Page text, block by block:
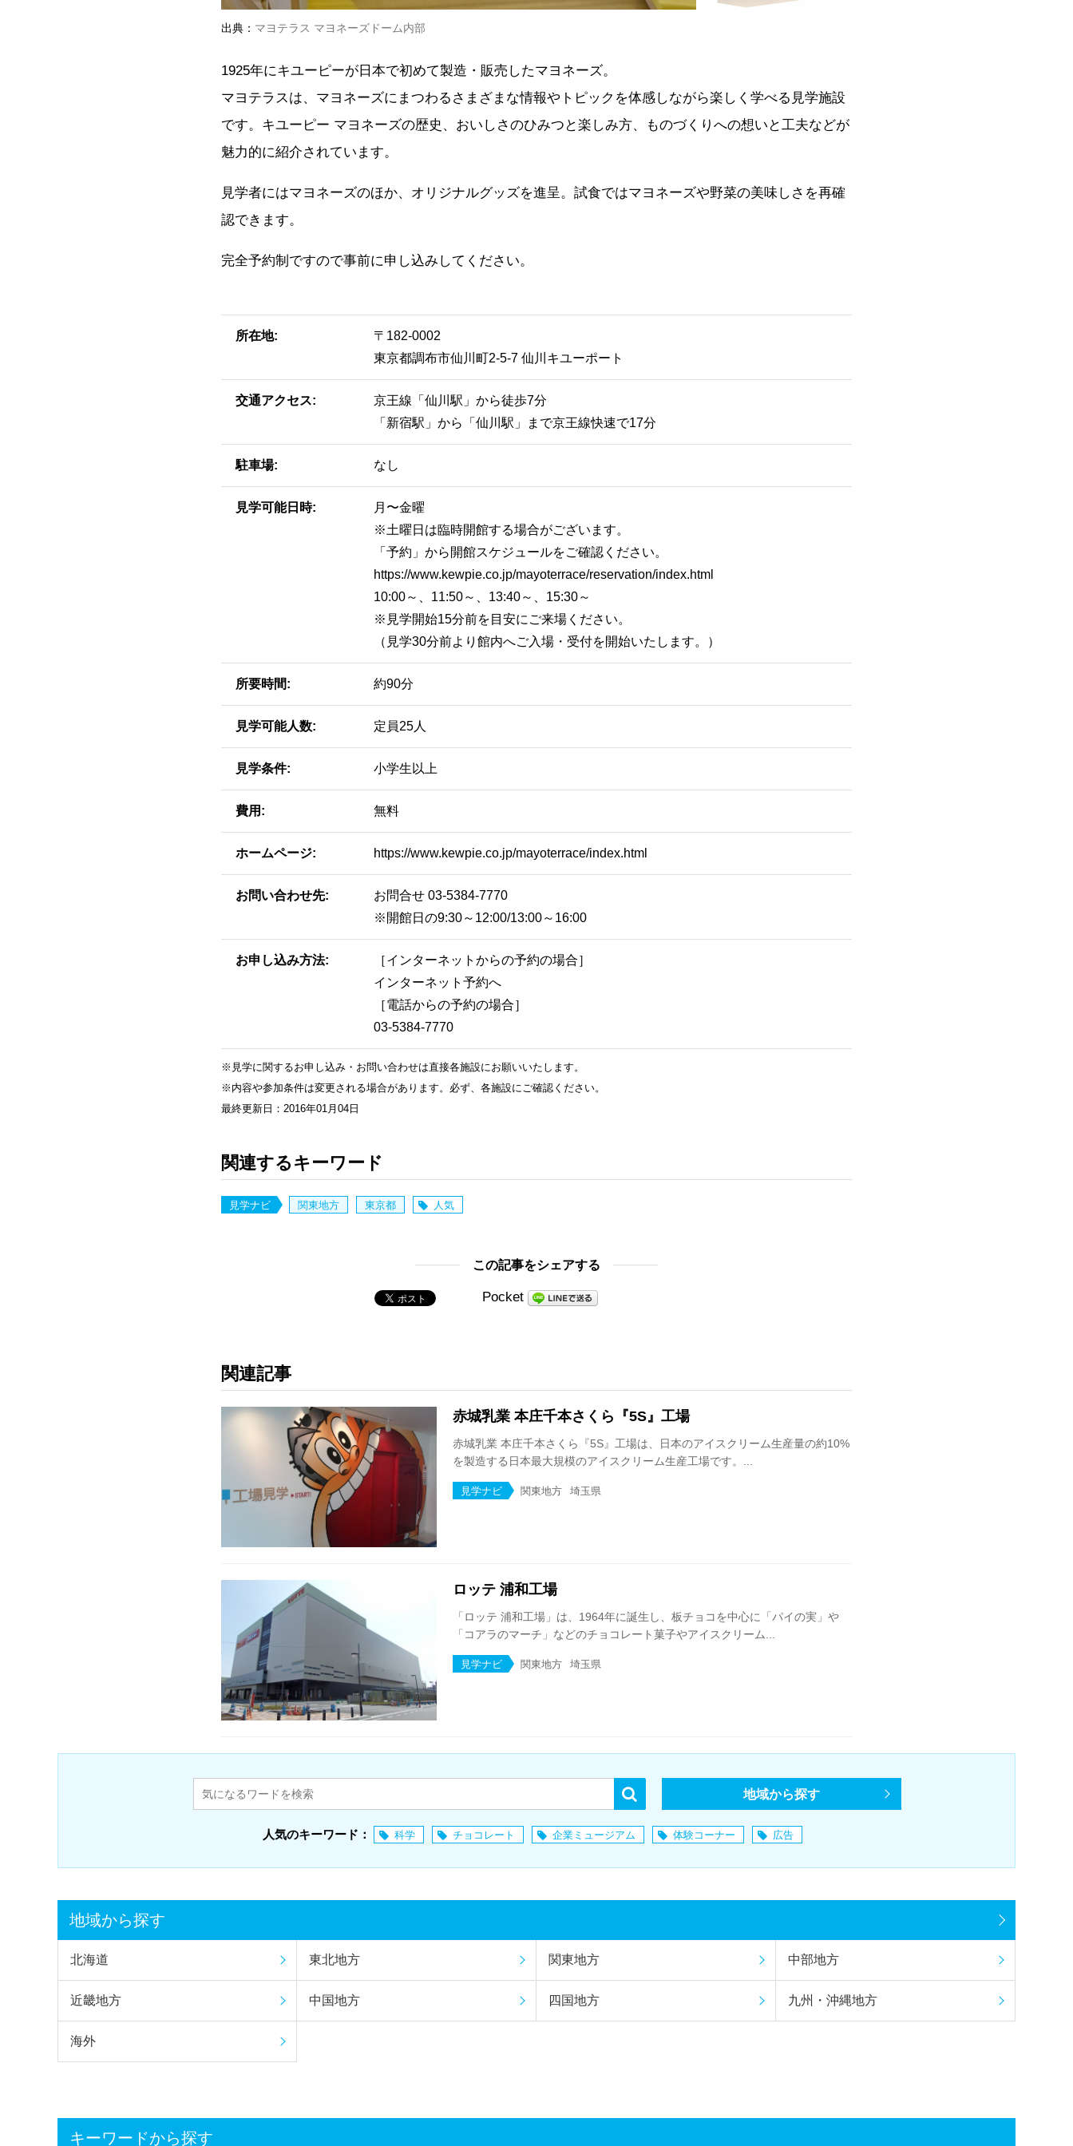
出典： マヨテラス マヨネーズドーム内部
1925年にキユーピーが日本で初めて製造・販売したマヨネーズ。
マヨテラスは、マヨネーズにまつわるさまざまな情報やトピックを体感しながら楽しく学べる見学施設
です。キユーピー マヨネーズの歴史、おいしさのひみつと楽しみ方、ものづくりへの想いと工夫などが
魅力的に紹介されています。
見学者にはマヨネーズのほか、オリジナルグッズを進呈。試食ではマヨネーズや野菜の美味しさを再確
認できます。
完全予約制ですので事前に申し込みしてください。
所在地
〒182-0002
東京都調布市仙川町2-5-7 仙川キユーポート
交通アクセス
京王線「仙川駅」から徒歩7分
「新宿駅」から「仙川駅」まで京王線快速で17分
駐車場 なし
見学可能日時
月〜金曜
※土曜日は臨時開館する場合がございます。
「予約」から開館スケジュールをご確認ください。
https://www.kewpie.co.jp/mayoterrace/reservation/index.html
10:00～、11:50～、13:40～、15:30～
※見学開始15分前を目安にご来場ください。
（見学30分前より館内へご入場・受付を開始いたします。）
所要時間 約90分
見学可能人数 定員25人
見学条件 小学生以上
費用 無料
ホームページ https://www.kewpie.co.jp/mayoterrace/index.html
お問い合わせ先
お問合せ 03-5384-7770
※開館日の9:30～12:00/13:00～16:00
お申し込み方法
［インターネットからの予約の場合］
インターネット予約へ
［電話からの予約の場合］
03-5384-7770
※見学に関するお申し込み・お問い合わせは直接各施設にお願いいたします。
※内容や参加条件は変更される場合があります。必ず、各施設にご確認ください。
最終更新日：2016年01月04日
関連するキーワード
見学ナビ 関東地方 東京都 人気
この記事をシェアする
Pocket
関連記事
赤城乳業 本庄千本さくら『5S』工場
赤城乳業 本庄千本さくら『5S』工場は、日本のアイスクリーム生産量の約10%
を製造する日本最大規模のアイスクリーム生産工場です。...
見学ナビ 関東地方 埼玉県
ロッテ 浦和工場
「ロッテ 浦和工場」は、1964年に誕生し、板チョコを中心に「パイの実」や
「コアラのマーチ」などのチョコレート菓子やアイスクリーム...
見学ナビ 関東地方 埼玉県
地域から探す
人気のキーワード： 科学 チョコレート 企業ミュージアム 体験コーナー 広告
地域から探す
北海道 東北地方 関東地方 中部地方
近畿地方 中国地方 四国地方 九州・沖縄地方
海外
キーワードから探す